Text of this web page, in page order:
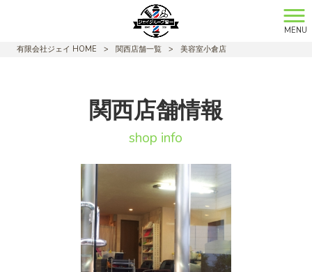
MENU
有限会社ジェイ HOME
> 関西店舗一覧 > 美容室小倉店
関西店舗情報